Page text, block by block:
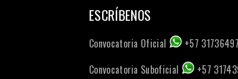
ESCRÍBENOS
Convocatoria Oficial
+57
Convocatoria Suboficial
+57